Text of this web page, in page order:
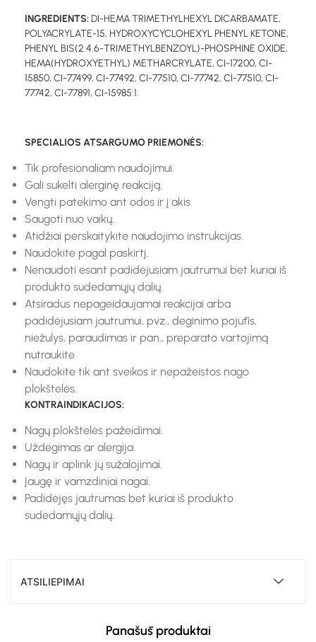
INGREDIENTS:DI-HEMA TRIMETHYLHEXYL DICARBAMATE,
POLYACRYLATE-15, HYDROXYCYCLOHEXYL PHENYL KETONE,
PHENYL BIS(2.4.6-TRIMETHYLBENZOYL)-PHOSPHINE OXIDE,
HEMA(HYDROXYETHYL) METHARCRYLATE, CI-17200, CI-
15850, CI-77499, CI-77492, CI-77510, CI-77742, CI-77510, CI-
77742, CI-77891, CI-15985:1.
SPECIALIOS ATSARGUMO PRIEMONĖS:
Tik profesionaliam naudojimui.
Gali sukelti alerginę reakciją.
Vengti patekimo ant odos ir į akis.
Saugoti nuo vaikų.
Atidžiai perskaitykite naudojimo instrukcijas.
Naudokite pagal paskirtį.
Nenaudoti esant padidėjusiam jautrumui bet kuriai iš
produkto sudedamųjų dalių.
Atsiradus nepageidaujamai reakcijai arba
padidėjusiam jautrumui, pvz., deginimo pojūtis,
niežulys, paraudimas ir pan., preparato vartojimą
nutraukite
Naudokite tik ant sveikos ir nepažeistos nago
plokštelės.
KONTRAINDIKACIJOS:
Nagų plokštelės pažeidimai.
Uždegimas ar alergija.
Nagų ir aplink jų sužalojimai.
Įaugę ir vamzdiniai nagai.
Padidėjęs jautrumas bet kuriai iš produkto
sudedamųjų dalių.
ATSILIEPIMAI
Panašūs produktai